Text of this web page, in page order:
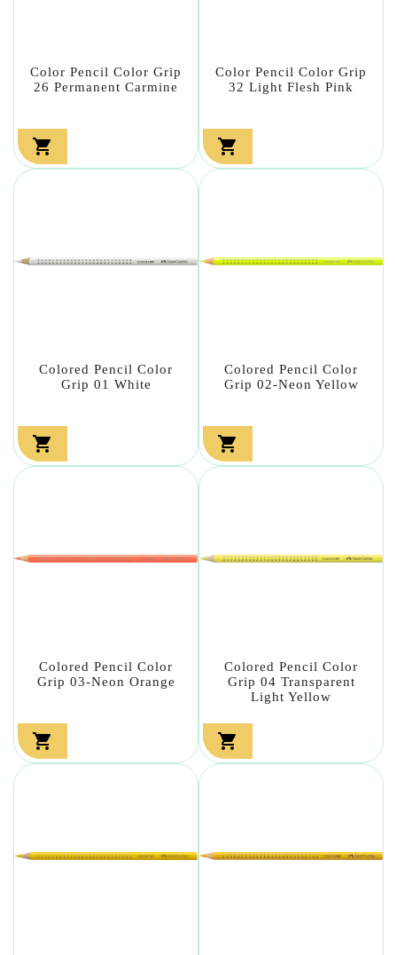
Color Pencil Color Grip
26 Permanent Carmine

Color Pencil Color Grip
32 Light Flesh Pink

Colored Pencil Color
Grip 01 White

Colored Pencil Color
Grip 02-Neon Yellow

Colored Pencil Color
Grip 03-Neon Orange

Colored Pencil Color
Grip 04 Transparent
Light Yellow
